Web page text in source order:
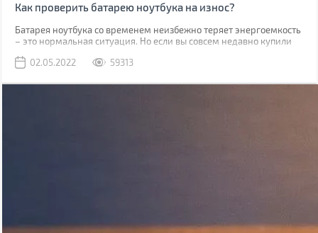
Как проверить батарею ноутбука на износ?
Батарея ноутбука со временем неизбежно теряет энергоемкость
– это нормальная ситуация. Но если вы совсем недавно купили
случае, когда гарантийный срок батареи (обычно от 1 до 3 лет в
она сильно износилась (более 20%), то производитель
02.05.2022 59313